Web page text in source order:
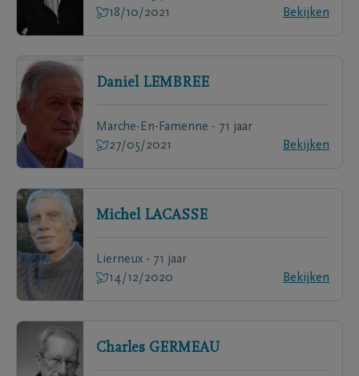
18/10/2021
Bekijken
Daniel LEMBREE
Marche-En-Famenne - 71 jaar
27/05/2021
Bekijken
Michel LACASSE
Lierneux - 71 jaar
14/12/2020
Bekijken
Charles GERMEAU